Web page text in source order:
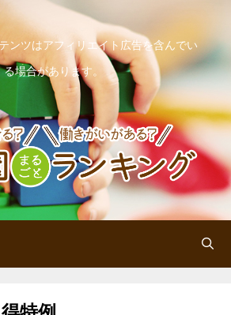
ンツはアフィリエイト広告を含んでい
る場合があります。